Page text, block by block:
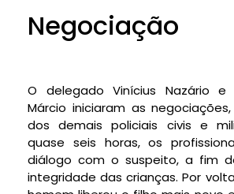
Negociação
O delegado Vinícius Nazário e
Márcio iniciaram as
dos demais policiais civis e
quase seis horas, os
diálogo com o suspeito, a fim
integridade das crianças. Por